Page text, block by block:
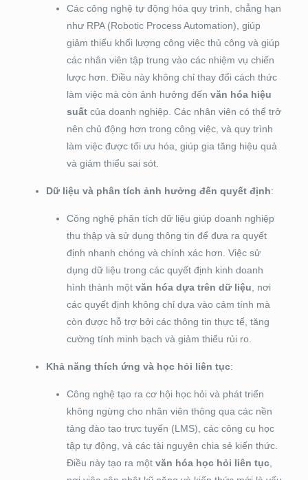
Các công nghệ tự động hóa quy trình, chẳng hạn
như RPA (Robotic Process Automation), giúp
giảm thiểu khối lượng công việc thủ công và giúp
các nhân viên tập trung vào các nhiệm vụ chiến
lược hơn. Điều này không chỉ thay đổi cách thức
làm việc mà còn ảnh hưởng đến văn hóa hiệu
suấtcủa doanh nghiệp. Các nhân viên có thể trở
nên chủ động hơn trong công việc, và quy trình
làm việc được tối ưu hóa, giúp gia tăng hiệu quả
và giảm thiểu sai sót.
Dữ liệu và phân tích ảnh hưởng đến quyết định:
Công nghệ phân tích dữ liệu giúp doanh nghiệp
thu thập và sử dụng thông tin để đưa ra quyết
định nhanh chóng và chính xác hơn. Việc sử
dụng dữ liệu trong các quyết định kinh doanh
hình thành một văn hóa dựa trên dữ liệu , nơi
các quyết định không chỉ dựa vào cảm tính mà
còn được hỗ trợ bởi các thông tin thực tế, tăng
cường tính minh bạch và giảm thiểu rủi ro.
Khả năng thích ứng và học hỏi liên tục:
Công nghệ tạo ra cơ hội học hỏi và phát triển
không ngừng cho nhân viên thông qua các nền
tảng đào tạo trực tuyến (LMS), các công cụ học
tập tự động, và các tài nguyên chia sẻ kiến thức.
Điều này tạo ra một văn hóa học hỏi liên tục,